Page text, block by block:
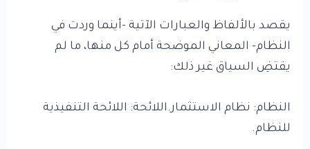
يقصد بالألفاظ والعبارات الآتية -أينما وردت في
النظام- المعاني الموضحة أمام كل منها، ما لم
يقتضِ السياق غير ذلك:
النظام: نظام الاستثمار.اللائحة: اللائحة التنفيذية
للنظام.